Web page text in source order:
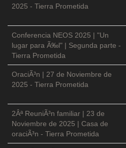
2025 - Tierra Prometida
Conferencia NEOS 2025 | "Un
lugar para Ã‰l" | Segunda parte -
Tierra Prometida
OraciÃ³n | 27 de Noviembre de
2025 - Tierra Prometida
2Âª ReuniÃ³n familiar | 23 de
Noviembre de 2025 | Casa de
oraciÃ³n - Tierra Prometida